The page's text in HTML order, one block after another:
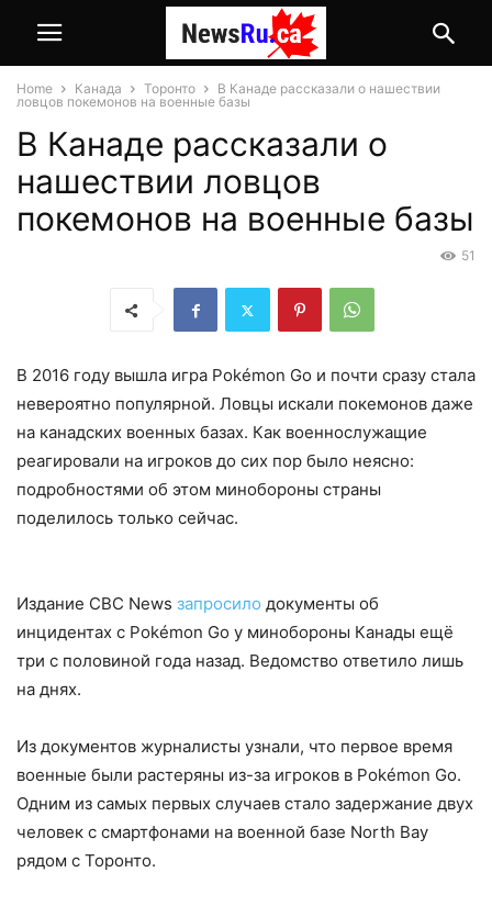
Home Канада Торонто
В Канаде рассказали о нашествии
ловцов покемонов на военные базы
В Канаде рассказали о
нашествии ловцов
покемонов на военные базы
51
В 2016 году вышла игра Pokémon Go и почти сразу стала
невероятно популярной. Ловцы искали покемонов даже
на канадских военных базах. Как военнослужащие
реагировали на игроков до сих пор было неясно:
подробностями об этом минобороны страны
поделилось только сейчас.
Издание CBC News запросило документы об
инцидентах с Pokémon Go у минобороны Канады ещё
три с половиной года назад. Ведомство ответило лишь
на днях.
Из документов журналисты узнали, что первое время
военные были растеряны из-за игроков в Pokémon Go.
Одним из самых первых случаев стало задержание двух
человек с смартфонами на военной базе North Bay
рядом с Торонто.